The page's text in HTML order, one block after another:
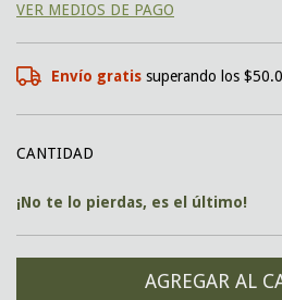
VER MEDIOS DE PAGO
Envío gratis superando los
CANTIDAD
¡No te lo pierdas, es el último!